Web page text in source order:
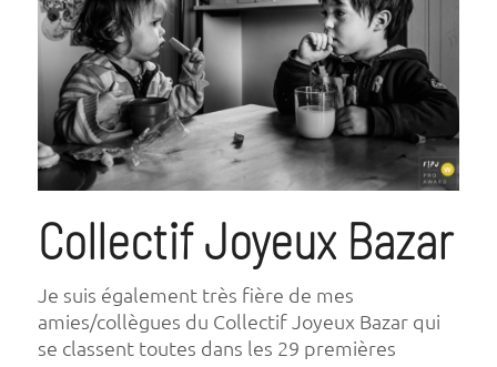
Collectif Joyeux Bazar
Je suis également très fière de mes
amies/collègues du Collectif Joyeux Bazar qui
se classent toutes dans les 29 premières